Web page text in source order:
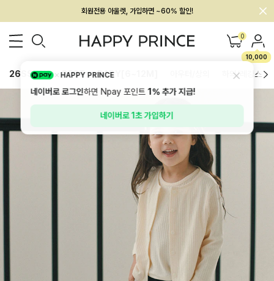
멤버십 최대 28,000원 혜택
0
10,000
26SS 신상 BEST BABY[6~12M] 하의/레깅스
HAPPY PRINCE
네이버로 로그인하면 Npay 포인트1%추가 지급!
네이버로 1초 가입하기